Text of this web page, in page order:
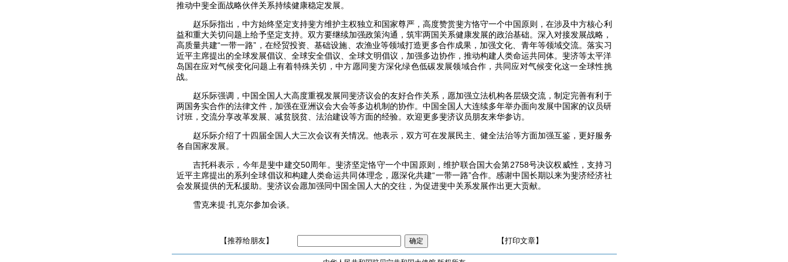
推动中斐全面战略伙伴关系持续健康稳定发展。
赵乐际指出，中方始终坚定支持斐方维护主权独立和国家尊严，高度赞赏斐方恪守一个中国原则，在涉及中方核心利
益和重大关切问题上给予坚定支持。双方要继续加强政策沟通，筑牢两国关系健康发展的政治基础。深入对接发展战略，
高质量共建“一带一路”，在经贸投资、基础设施、农渔业等领域打造更多合作成果，加强文化、青年等领域交流。落实习
近平主席提出的全球发展倡议、全球安全倡议、全球文明倡议，加强多边协作，推动构建人类命运共同体。斐济等太平洋
岛国在应对气候变化问题上有着特殊关切，中方愿同斐方深化绿色低碳发展领域合作，共同应对气候变化这一全球性挑
战。
赵乐际强调，中国全国人大高度重视发展同斐济议会的友好合作关系，愿加强立法机构各层级交流，制定完善有利于
两国务实合作的法律文件，加强在亚洲议会大会等多边机制的协作。中国全国人大连续多年举办面向发展中国家的议员研
讨班，交流分享改革发展、减贫脱贫、法治建设等方面的经验。欢迎更多斐济议员朋友来华参访。
赵乐际介绍了十四届全国人大三次会议有关情况。他表示，双方可在发展民主、健全法治等方面加强互鉴，更好服务
各自国家发展。
吉托科表示，今年是斐中建交50周年。斐济坚定恪守一个中国原则，维护联合国大会第2758号决议权威性，支持习
近平主席提出的系列全球倡议和构建人类命运共同体理念，愿深化共建“一带一路”合作。感谢中国长期以来为斐济经济社
会发展提供的无私援助。斐济议会愿加强同中国全国人大的交往，为促进斐中关系发展作出更大贡献。
雪克来提·扎克尔参加会谈。
【推荐给朋友】 【打印文章】